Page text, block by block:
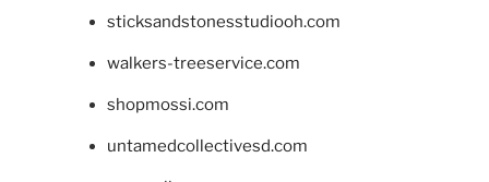
sticksandstonesstudiooh.com
walkers-treeservice.com
shopmossi.com
untamedcollectivesd.com